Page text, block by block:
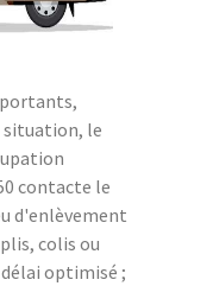
situation, le
contacte le
d'enlèvement
colis ou
optimisé ;